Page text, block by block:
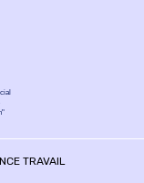
TRAVAIL